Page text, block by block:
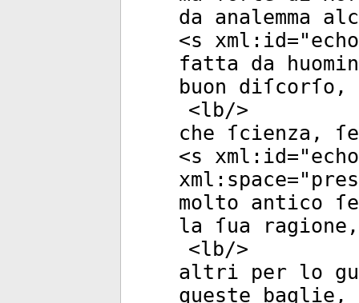
da analemma
<s xml:id="
fatta da
buon diſcorſo,
<lb/>
che ſcienza,
<s xml:id="
xml:space="
molto antico
la ſua ragione,
<lb/>
altri per lo
queste baglie,